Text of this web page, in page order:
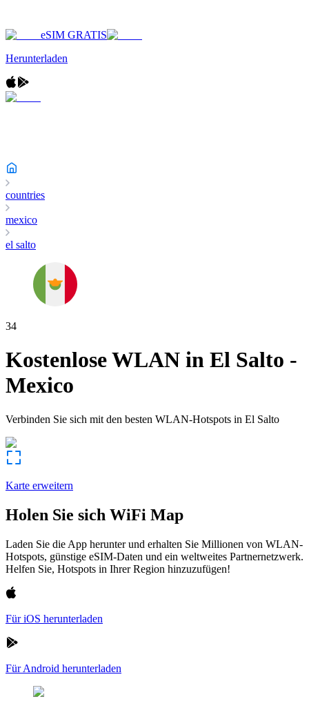
eSIM GRATIS
Herunterladen
countries
mexico
el salto
34
Kostenlose WLAN in El Salto -
Mexico
Verbinden Sie sich mit den besten WLAN-Hotspots in El Salto
Karte erweitern
Holen Sie sich WiFi Map
Laden Sie die App herunter und erhalten Sie Millionen von WLAN-
Hotspots, günstige eSIM-Daten und ein weltweites Partnernetzwerk.
Helfen Sie, Hotspots in Ihrer Region hinzuzufügen!
Für iOS herunterladen
Für Android herunterladen